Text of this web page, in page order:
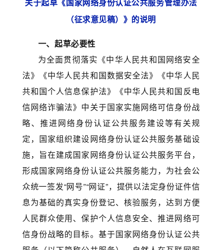
（征求意见稿）》的说明
一、起草必要性
为全面贯彻落实《中华人民共和国网络安全
法》《中华人民共和国数据安全法》《中华人民
共和国个人信息保护法》《中华人民共和国反电
信网络诈骗法》中关于国家实施网络可信身份战
略、推进网络身份认证公共服务建设等有关规
定，国家组织建设网络身份认证公共服务基础设
施，旨在建成国家网络身份认证公共服务平台，
形成国家网络身份认证公共服务能力，为社会公
众统一签发“网号”“网证”，提供以法定身份证件信
息为基础的真实身份登记、核验服务，达到方便
人民群众使用、保护个人信息安全、推进网络可
信身份战略的目标。基于国家网络身份认证公共